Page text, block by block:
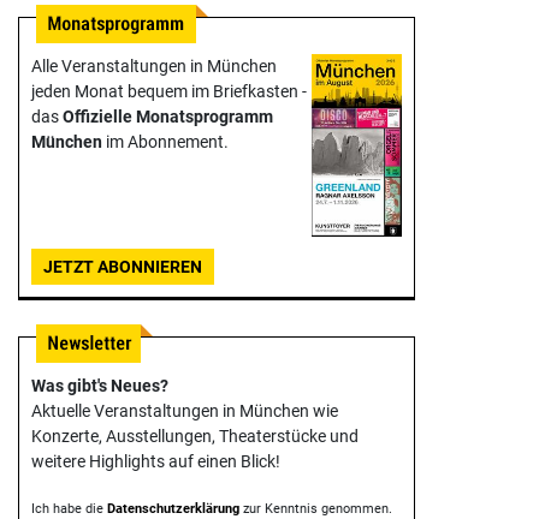
Alle Veranstaltungen in München
jeden Monat bequem im Briefkasten -
dasOffizielle Monats­programm
München im Abonnement.
JETZT ABONNIEREN
Was gibt's Neues?
Aktuelle Veranstaltungen in München wie
Konzerte, Ausstellungen, Theater­stücke und
weitere Highlights auf einen Blick!
Ich habe die Datenschutzerklärung zur Kenntnis genommen.